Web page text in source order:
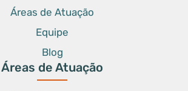
Áreas de Atuação
Equipe
Blog
Áreas de Atuação